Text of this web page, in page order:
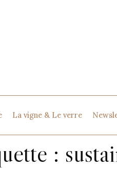
La vigne & Le verre
: